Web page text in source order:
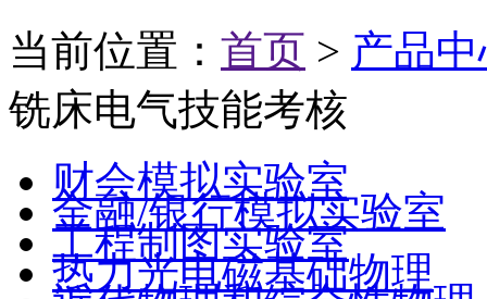
当前位置： 首页 > 产品
铣床电气技能考核
财会模拟实验室
金融/银行模拟实验室
工程制图实验室
热力光电磁基础物理